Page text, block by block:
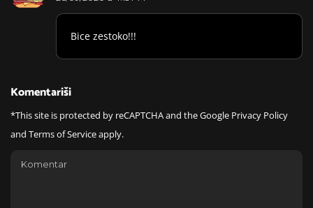
Bice zestoko!!!
Komentariši
*This site is protected by reCAPTCHA and the Google Privacy Policy
and Terms of Serviceapply.